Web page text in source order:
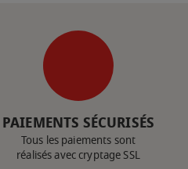
PAIEMENTS SÉCURISÉS
Tous les paiements sont
réalisés avec cryptage SSL